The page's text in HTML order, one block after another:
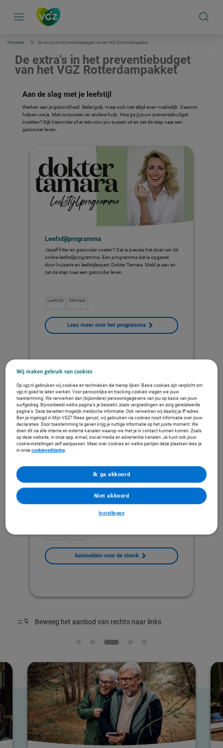
Preventie De extra's in het preventiebudget van het VGZ Rotterdampakket
De extra's in het preventiebudget
van het VGZ Rotterdampakket
Aan de slag met je leefstijl
Werken aan je gezondheid. Belangrijk, maar ook niet altijd even makkelijk. Daarom
helpen we je. Met cursussen en andere hulp. Hoe ga jij jouw preventiebudget
inzetten? Kijk hieronder of er iets voor jou tussen zit en zet de stap naar een
gezonder leven.
Leefstijlprogramma
Jezelf fitter en gezonder voelen? Dat is precies het doel van dit
online leefstijlprogramma. Een programma dat is opgezet
door huisarts en leefstijlexpert, Dokter Tamara. Meld je aan en
zet de stap naar een gezonder leven.
Leefstijl Mentaal
Lees meer over het programma
Gezondheidscheck BENU
aan voor de Gezondheidscheck van BENU Nederland. De
apotheker beoordeelt hoe het gesteld is met je gezondheid.
Aanmelden voor de check
Beweeg het aanbod van rechts naar links
Wij maken gebruik van cookies
Op vgz.nl gebruiken wij cookies en technieken die hierop lijken. Basis cookies zijn verplicht om
vgz.nl goed te laten werken. Voor persoonlijke en tracking cookies vragen we jouw
toestemming. We verwerken dan (bijzondere) persoonsgegevens van jou op basis van jouw
surfgedrag. Bijvoorbeeld welke pagina’s je bezoekt, zoals vergoedingen- en zorg gerelateerde
pagina’s. Deze bevatten mogelijk medische informatie. Ook verwerken wij daarbij je IP-adres.
Ben je ingelogd in Mijn VGZ? Wees gerust, wij gebruiken via cookies nooit informatie over jouw
declaraties. Door toestemming te geven krijg je nuttige informatie op het juiste moment. We
doen dit via alle interne en externe kanalen waarop we met je in contact kunnen komen. Zoals
op deze website, in onze app, e-mail, social media en advertentie kanalen. Je kunt ook jouw
cookie-instellingen zelf aanpassen. Meer over cookies en welke partijen deze plaatsen lees je
in onzecookieverklaring.
Instellingen
Niet akkoord
Ik ga akkoord